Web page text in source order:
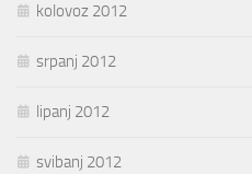
kolovoz 2012
srpanj 2012
lipanj 2012
svibanj 2012